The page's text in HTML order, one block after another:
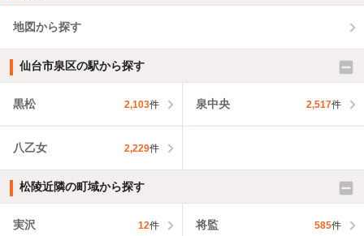
地図から探す
仙台市泉区の駅から探す
黒松 2,103件 泉中央 2,517件
八乙女 2,229件
松陵近隣の町域から探す
実沢 12件 将監 585件